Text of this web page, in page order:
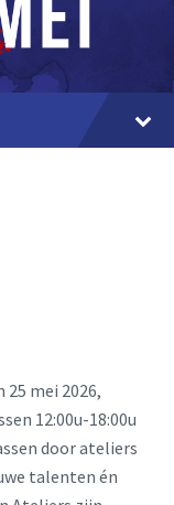
25 mei 2026,
12:00u-18:00u
door ateliers
talenten én